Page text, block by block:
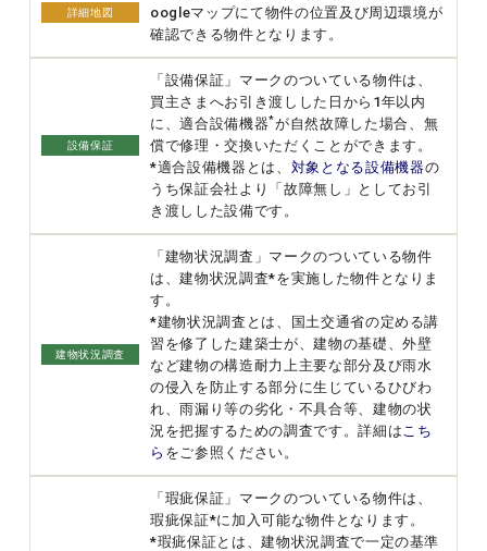
詳細地図
oogleマップにて物件の位置及び周辺環境が
確認できる物件となります。
設備保証
「設備保証」マークのついている物件は、
買主さまへお引き渡しした日から1年以内
に、適合設備機器*が自然故障した場合、無
償で修理・交換いただくことができます。
*適合設備機器とは、 対象となる設備機器の
うち保証会社より「故障無し」としてお引
き渡しした設備です。
建物状況調査
「建物状況調査」マークのついている物件
は、建物状況調査*を実施した物件となりま
す。
*建物状況調査とは、国土交通省の定める講
習を修了した建築士が、建物の基礎、外壁
など建物の構造耐力上主要な部分及び雨水
の侵入を防止する部分に生じているひびわ
れ、雨漏り等の劣化・不具合等、建物の状
況を把握するための調査です。詳細は こち
ら をご参照ください。
「瑕疵保証」マークのついている物件は、
瑕疵保証*に加入可能な物件となります。
*瑕疵保証とは、建物状況調査で一定の基準